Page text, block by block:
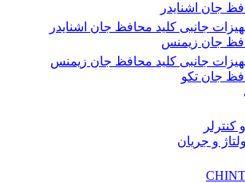
جان اشنایدر
جانبی کلید محافظ جان اشنایدر
جان زیمنس
جانبی کلید محافظ جان زیمنس
جان تکو
و‌ جریان